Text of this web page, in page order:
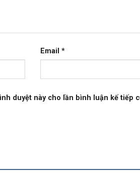
Email *
duyệt này cho lần bình luận kế tiếp